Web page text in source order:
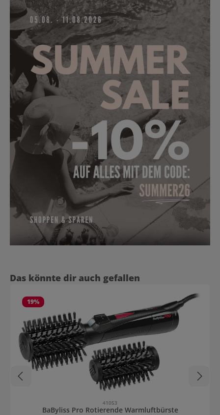
Produktgalerie überspringen
Das könnte dir auch gefallen
19%
41053
BaByliss Pro Rotierende Warmluftbürste